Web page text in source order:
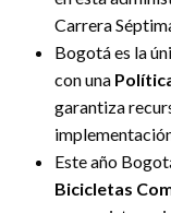
Carrera
Bogotá es la
con una
garantiza
Este año
Bicicletas